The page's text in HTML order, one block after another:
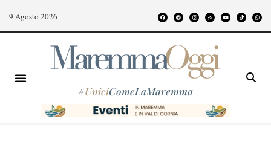
9 Agosto 2026
#UniciComeLaMaremma